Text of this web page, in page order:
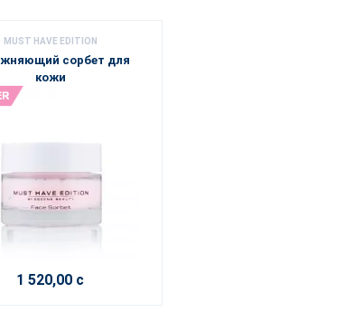
MUST HAVE EDITION
сорбет для
кожи
1 520,00 с